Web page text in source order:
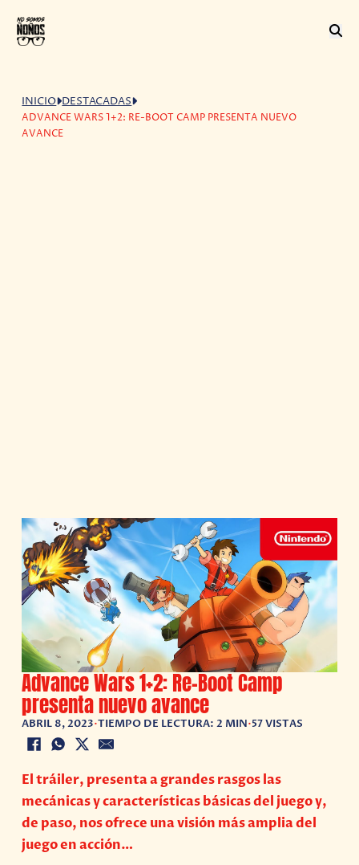
INICIO DESTACADAS
ADVANCE WARS 1+2: RE-BOOT CAMP PRESENTA NUEVO
AVANCE
Advance Wars 1+2: Re-Boot Camp
presenta nuevo avance
ABRIL 8, 2023•TIEMPO DE LECTURA: 2 MIN•57 VISTAS
El tráiler, presenta a grandes rasgos las
mecánicas y características básicas del juego y,
de paso, nos ofrece una visión más amplia del
juego en acción…